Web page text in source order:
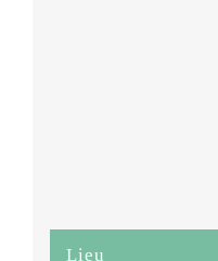
Lieu